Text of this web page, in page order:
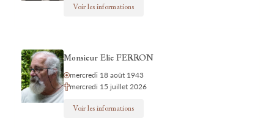
Voir les informations
Monsieur Elie FERRON
mercredi 18 août 1943
mercredi 15 juillet 2026
Voir les informations